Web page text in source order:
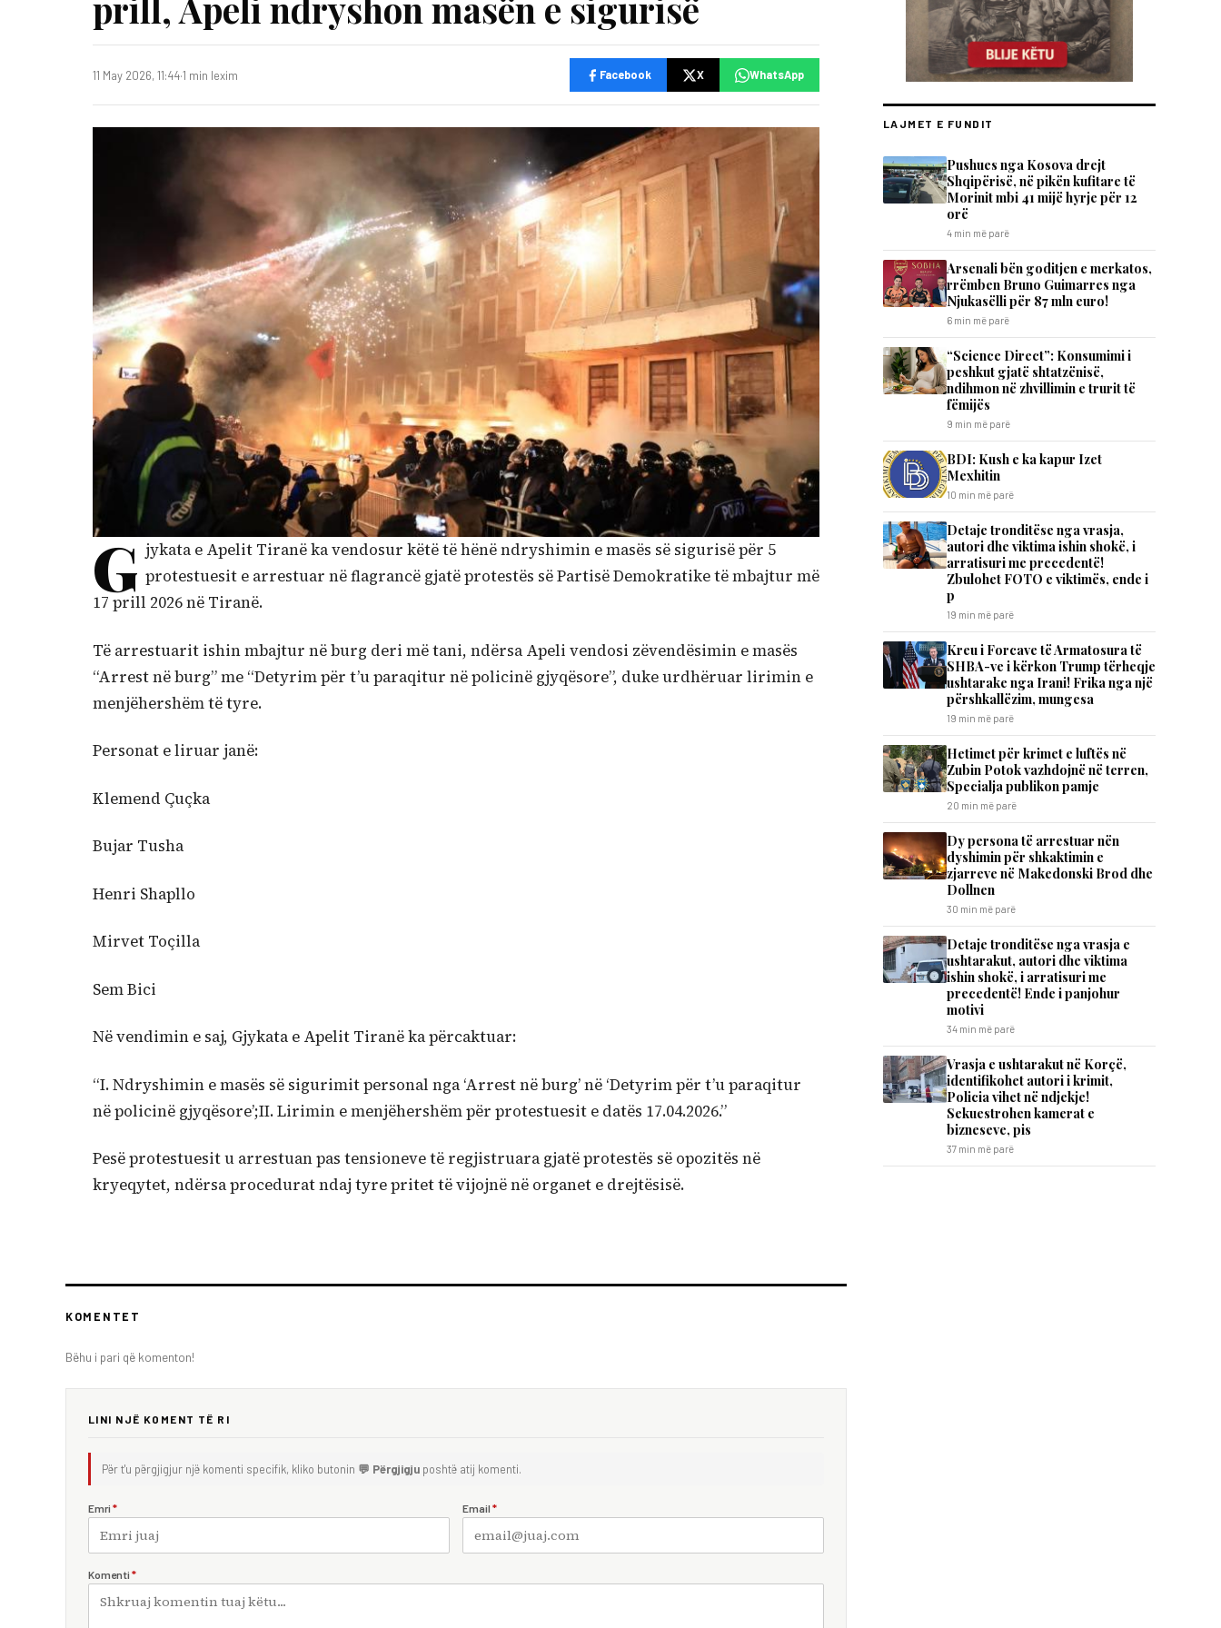
11 May 2026, 11:44·1 min lexim Facebook X WhatsApp
G jykata e Apelit Tiranë ka vendosur këtë të hënë ndryshimin e masës së sigurisë për 5
protestuesit e arrestuar në flagrancë gjatë protestës së Partisë Demokratike të mbajtur më
17 prill 2026 në Tiranë.
Të arrestuarit ishin mbajtur në burg deri më tani, ndërsa Apeli vendosi zëvendësimin e masës
“Arrest në burg” me “Detyrim për t’u paraqitur në policinë gjyqësore”, duke urdhëruar lirimin e
menjëhershëm të tyre.
Personat e liruar janë:
Klemend Çuçka
Bujar Tusha
Henri Shapllo
Mirvet Toçilla
Sem Bici
Në vendimin e saj, Gjykata e Apelit Tiranë ka përcaktuar:
“I. Ndryshimin e masës së sigurimit personal nga ‘Arrest në burg’ në ‘Detyrim për t’u paraqitur
në policinë gjyqësore’;II. Lirimin e menjëhershëm për protestuesit e datës 17.04.2026.”
Pesë protestuesit u arrestuan pas tensioneve të regjistruara gjatë protestës së opozitës në
kryeqytet, ndërsa procedurat ndaj tyre pritet të vijojnë në organet e drejtësisë.
KOMENTET
Bëhu i pari që komenton!
LINI NJË KOMENT TË RI
Për t'u përgjigjur një komenti specifik, kliko butonin 💬 Përgjigju poshtë atij komenti.
Emri * Email *
Komenti *
LAJMET E FUNDIT
​Pushues nga Kosova drejt
Shqipërisë, në pikën kufitare të
Morinit mbi 41 mijë hyrje për 12
orë
4 min më parë
Arsenali bën goditjen e merkatos,
rrëmben Bruno Guimarres nga
Njukasëlli për 87 mln euro!
6 min më parë
“Science Direct”: Konsumimi i
peshkut gjatë shtatzënisë,
ndihmon në zhvillimin e trurit të
fëmijës
9 min më parë
BDI: Kush e ka kapur Izet
Mexhitin
10 min më parë
Detaje tronditëse nga vrasja,
autori dhe viktima ishin shokë, i
arratisuri me precedentë!
Zbulohet FOTO e viktimës, ende i
p
19 min më parë
Kreu i Forcave të Armatosura të
SHBA-ve i kërkon Trump tërheqje
ushtarake nga Irani! Frika nga një
përshkallëzim, mungesa
19 min më parë
Hetimet për krimet e luftës në
Zubin Potok vazhdojnë në terren,
Specialja publikon pamje
20 min më parë
Dy persona të arrestuar nën
dyshimin për shkaktimin e
zjarreve në Makedonski Brod dhe
Dollnen
30 min më parë
Detaje tronditëse nga vrasja e
ushtarakut, autori dhe viktima
ishin shokë, i arratisuri me
precedentë! Ende i panjohur
motivi
34 min më parë
Vrasja e ushtarakut në Korçë,
identifikohet autori i krimit,
Policia vihet në ndjekje!
Sekuestrohen kamerat e
bizneseve, pis
37 min më parë